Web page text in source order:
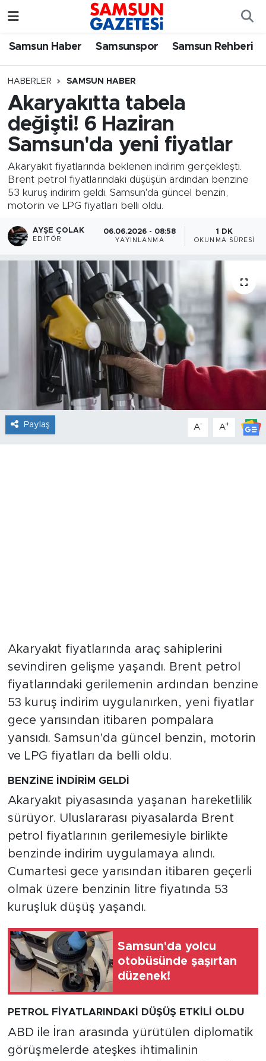
Samsun Haber Samsunspor Samsun Rehberi
HABERLER SAMSUN HABER
Akaryakıtta tabela
değişti! 6 Haziran
Samsun'da yeni fiyatlar
Akaryakıt fiyatlarında beklenen indirim gerçekleşti.
Brent petrol fiyatlarındaki düşüşün ardından benzine
53 kuruş indirim geldi. Samsun'da güncel benzin,
motorin ve LPG fiyatları belli oldu.
AYŞE ÇOLAK
EDITÖR
06.06.2026 - 08:58
YAYINLANMA
1 DK
OKUNMA SÜRESI
Paylaş A- A+
Akaryakıt fiyatlarında araç sahiplerini
sevindiren gelişme yaşandı. Brent petrol
fiyatlarındaki gerilemenin ardından benzine
53 kuruş indirim uygulanırken, yeni fiyatlar
gece yarısından itibaren pompalara
yansıdı. Samsun'da güncel benzin, motorin
ve LPG fiyatları da belli oldu.
BENZİNE İNDİRİM GELDİ
Akaryakıt piyasasında yaşanan hareketlilik
sürüyor. Uluslararası piyasalarda Brent
petrol fiyatlarının gerilemesiyle birlikte
benzinde indirim uygulamaya alındı.
Cumartesi gece yarısından itibaren geçerli
olmak üzere benzinin litre fiyatında 53
kuruşluk düşüş yaşandı.
Samsun'da yolcu
otobüsünde şaşırtan
düzenek!
PETROL FİYATLARINDAKİ DÜŞÜŞ ETKİLİ OLDU
ABD ile İran arasında yürütülen diplomatik
görüşmelerde ateşkes ihtimalinin
Samsun Haber
Samsun Rehberi
Resmi İlanlar
Samsun Nöbetçi Eczaneler
SAMSUN Namaz Vakitleri
Samsun Trafik Yoğunluk Haritası
Süper Lig Puan Durumu ve Fikstür
Tüm Manşetler
Son Dakika Haberleri